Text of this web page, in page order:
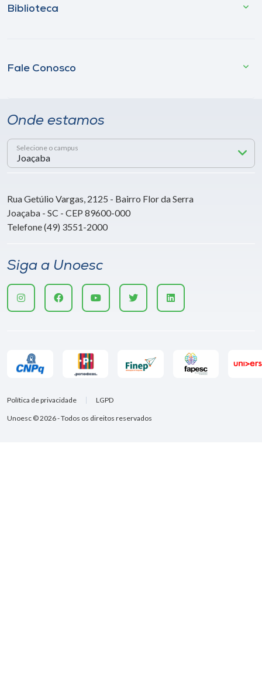
Biblioteca
Fale Conosco
Onde estamos
Selecione o campus
Rua Getúlio Vargas, 2125 - Bairro Flor da Serra
Joaçaba - SC - CEP 89600-000
Telefone (49) 3551-2000
Siga a Unoesc
Unoesc © 2026 - Todos os direitos reservados
Política de privacidade LGPD